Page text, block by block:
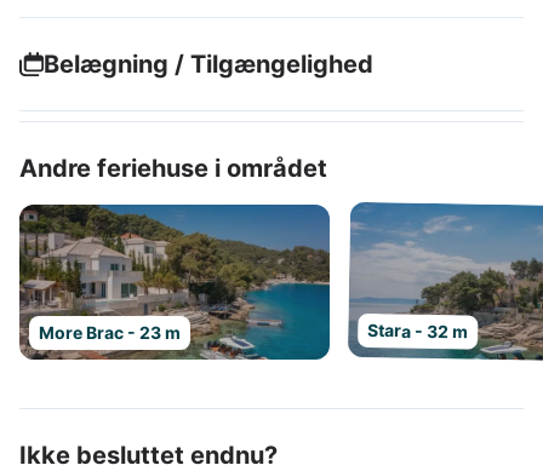
Belægning / Tilgængelighed
Andre feriehuse i området
More Brac - 23 m Stara - 32 m
Ikke besluttet endnu?